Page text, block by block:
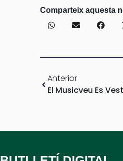
Comparteix aquesta
Anterior